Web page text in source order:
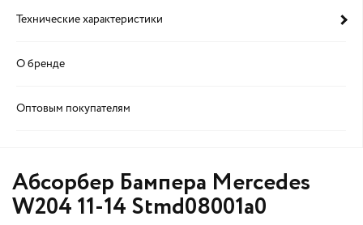
Технические характеристики
О бренде
Оптовым покупателям
Абсорбер Бампера Mercedes
W204 11-14 Stmd08001a0